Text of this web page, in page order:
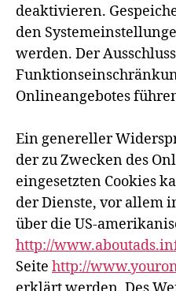
deaktivieren.
den
werden. Der
Onlineangebotes
Ein genereller
der zu Zwecken des
eingesetzten Cookies
der Dienste, vor allem
über die US-
http://
Seite http://